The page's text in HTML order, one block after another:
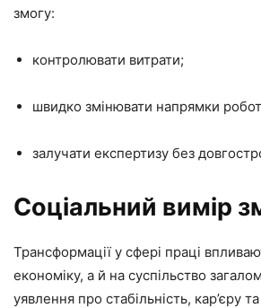
змогу:
контролювати витрати;
швидко змінювати напрямки
залучати експертизу без
Соціальний вимір
Трансформації у сфері праці
економіку, а й на суспільство
уявлення про стабільність, кар’єру